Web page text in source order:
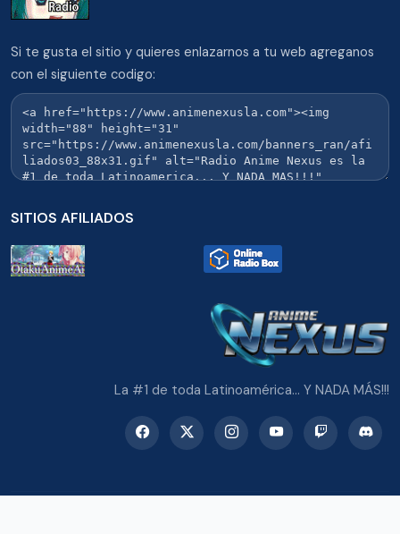
Si te gusta el sitio y quieres enlazarnos a tu web agreganos
con el siguiente codigo:
SITIOS AFILIADOS
La #1 de toda Latinoamérica... Y NADA MÁS!!!